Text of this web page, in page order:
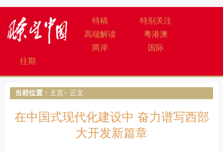
特稿
特别关注
高端解读
粤港澳
两岸
国际
往期
当前位置 ： 主页 > 正文
在中国式现代化建设中 奋力谱写西部
大开发新篇章